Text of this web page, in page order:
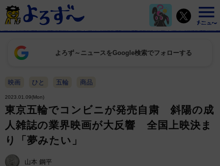
よろず～ニュースをGoogle検索でフォローする
映画 ひと 五輪 商品
2023.01.09(Mon)
東京五輪でコンビニが発売自粛 斜陽の成
人雑誌の業界映画が大反響 全国上映決ま
り「夢みたい」
山本 鋼平